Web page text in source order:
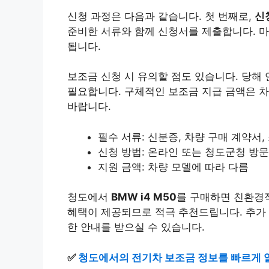
신청 과정은 다음과 같습니다. 첫 번째로, 신
준비한 서류와 함께 신청서를 제출합니다.
됩니다.
보조금 신청 시 유의할 점도 있습니다. 당해
필요합니다. 구체적인 보조금 지급 금액은
바랍니다.
필수 서류: 신분증, 차량 구매 계약서,
신청 방법: 온라인 또는 청도군청 방문
지원 금액: 차량 모델에 따라 다름
청도에서 BMW i4 M50를 구매하면 친환경
혜택이 제공되므로 적극 추천드립니다. 추
한 안내를 받으실 수 있습니다.
✅ 청도에서의 전기차 보조금 정보를 빠르게